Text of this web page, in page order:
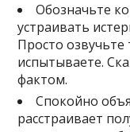
Обозначьте
устраивать
Просто
испытываете.
фактом.
Спокойно
расстраивает